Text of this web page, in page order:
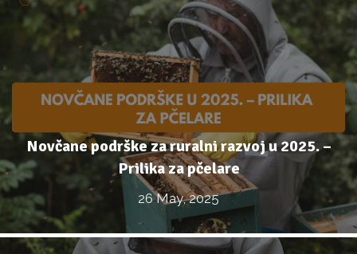
Novčane podrške za ruralni razvoj u 2025. –
Prilika za pčelare
26 May, 2025